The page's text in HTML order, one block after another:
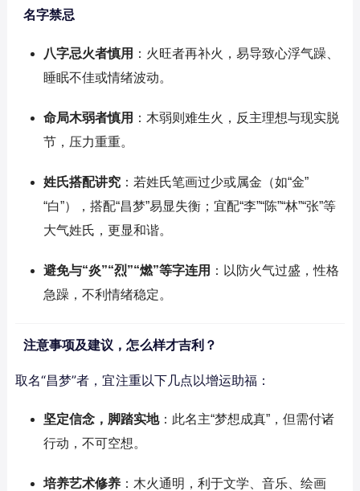
名字禁忌
八字忌火者慎用 ：火旺者再补火，易导致心浮气躁、
睡眠不佳或情绪波动。
命局木弱者慎用 ：木弱则难生火，反主理想与现实脱
节，压力重重。
姓氏搭配讲究：若姓氏笔画过少或属金（如“金”
“白”），搭配“昌梦”易显失衡；宜配“李”“陈”“林”“张”等
大气姓氏，更显和谐。
避免与“炎”“烈”“燃”等字连用 ：以防火气过盛，性格
急躁，不利情绪稳定。
注意事项及建议，怎么样才吉利？
取名“昌梦”者，宜注重以下几点以增运助福：
坚定信念，脚踏实地：此名主“梦想成真”，但需付诸
行动，不可空想。
培养艺术修养：木火通明，利于文学、音乐、绘画